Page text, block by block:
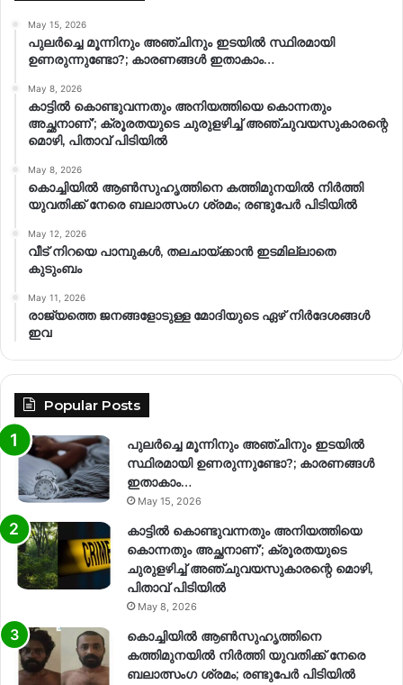
May 15, 2026
പുലർച്ചെ മൂന്നിനും അഞ്ചിനും ഇടയിൽ സ്ഥിരമായി
ഉണരുന്നുണ്ടോ?; കാരണങ്ങള്‍ ഇതാകാം…
May 8, 2026
കാട്ടിൽ കൊണ്ടുവന്നതും അനിയത്തിയെ കൊന്നതും
അച്ഛനാണ്’; ക്രൂരതയുടെ ചുരുളഴിച്ച് അഞ്ചുവയസുകാരന്റെ
മൊഴി, പിതാവ് പിടിയിൽ
May 8, 2026
കൊച്ചിയിൽ ആൺസുഹൃത്തിനെ കത്തിമുനയിൽ നിർത്തി
യുവതിക്ക് നേരെ ബലാത്സംഗ​ ശ്രമം; രണ്ടുപേർ പിടിയിൽ
May 12, 2026
വീട് നിറയെ പാമ്പുകൾ, തലചായ്ക്കാൻ ഇടമില്ലാതെ
കുടുംബം
May 11, 2026
രാജ്യത്തെ ജനങ്ങളോടുള്ള മോദിയുടെ ഏഴ് നിര്‍ദേശങ്ങള്‍
ഇവ
Popular Posts
പുലർച്ചെ മൂന്നിനും അഞ്ചിനും ഇടയിൽ
സ്ഥിരമായി ഉണരുന്നുണ്ടോ?; കാരണങ്ങള്‍
ഇതാകാം…
May 15, 2026
കാട്ടിൽ കൊണ്ടുവന്നതും അനിയത്തിയെ
കൊന്നതും അച്ഛനാണ്’; ക്രൂരതയുടെ
ചുരുളഴിച്ച് അഞ്ചുവയസുകാരന്റെ മൊഴി,
പിതാവ് പിടിയിൽ
May 8, 2026
കൊച്ചിയിൽ ആൺസുഹൃത്തിനെ
കത്തിമുനയിൽ നിർത്തി യുവതിക്ക് നേരെ
ബലാത്സംഗ​ ശ്രമം; രണ്ടുപേർ പിടിയിൽ